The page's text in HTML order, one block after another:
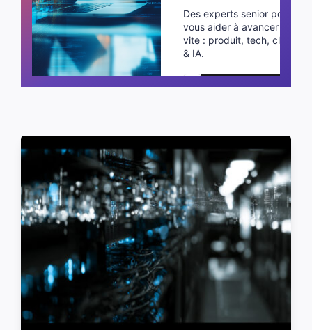
Des experts senior pour
vous aider à avancer plus
vite : produit, tech, cloud
& IA.
Planifier un appel